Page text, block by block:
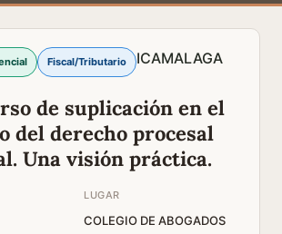
Fiscal/Tributario ICAMALAGA
de suplicación en el
del derecho procesal
Una visión práctica.
LUGAR
COLEGIO DE ABOGADOS